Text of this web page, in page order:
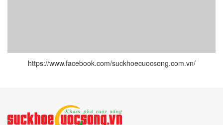
https://www.facebook.com/suckhoecuocsong.com.vn/